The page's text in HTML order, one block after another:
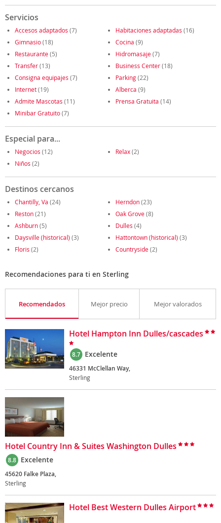
Servicios
Accesos adaptados (7) Habitaciones adaptadas (16)
Gimnasio(18) Cocina (9)
Restaurante(5) Hidromasaje(7)
Transfer(13) Business Center(18)
Consigna equipajes (7) Parking(22)
Internet(19) Alberca (9)
Admite Mascotas (11) Prensa Gratuita (14)
Minibar Gratuito(7)
Especial para...
Negocios (12) Relax(2)
Niños (2)
Destinos cercanos
Chantilly, Va (24) Herndon(23)
Reston(21) Oak Grove(8)
Ashburn(5) Dulles (4)
Daysville (historical) (3) Hattontown (historical) (3)
Floris (2) Countryside(2)
Recomendaciones para ti en Sterling
Recomendados Mejor precio Mejor valorados
Hotel Hampton Inn Dulles/cascades
8.7 Excelente
46331 McClellan Way,
Sterling
Hotel Country Inn & Suites Washington Dulles
8.8 Excelente
45620 Falke Plaza,
Sterling
Hotel Best Western Dulles Airport